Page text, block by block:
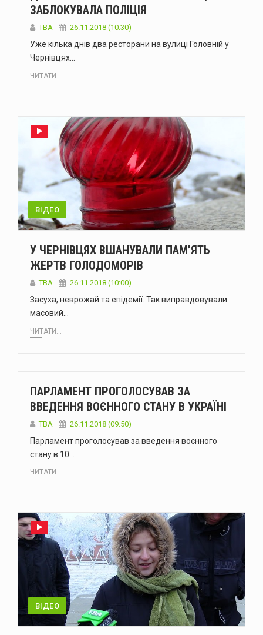
ЗАБЛОКУВАЛА ПОЛІЦІЯ
TBA 26.11.2018 (10:30)
Уже кілька днів два ресторани на вулиці Головній у
Чернівцях…
ЧИТАТИ...
ВІДЕО
У ЧЕРНІВЦЯХ ВШАНУВАЛИ ПАМ’ЯТЬ
ЖЕРТВ ГОЛОДОМОРІВ
TBA 26.11.2018 (10:00)
Засуха, неврожай та епідемії. Так виправдовували
масовий…
ЧИТАТИ...
ПАРЛАМЕНТ ПРОГОЛОСУВАВ ЗА
ВВЕДЕННЯ ВОЄННОГО СТАНУ В УКРАЇНІ
TBA 26.11.2018 (09:50)
Парламент проголосував за введення воєнного
стану в 10…
ЧИТАТИ...
ВІДЕО